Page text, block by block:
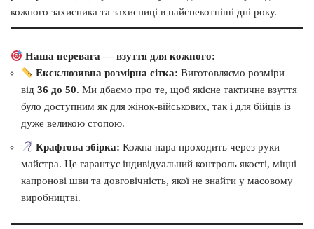
кожного захисника та захисниці в найспекотніші дні року.
Наша перевага — взуття для кожного:
Ексклюзивна розмірна сітка: Виготовляємо розміри
від 36 до 50. Ми дбаємо про те, щоб якісне тактичне взуття
було доступним як для жінок-військових, так і для бійців із
дуже великою стопою.
Крафтова збірка: Кожна пара проходить через руки
майстра. Це гарантує індивідуальний контроль якості, міцні
капронові шви та довговічність, якої не знайти у масовому
виробництві.